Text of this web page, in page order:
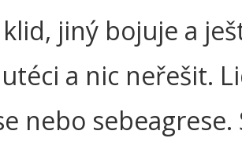
jiný bojuje a
a nic neřešit.
nebo sebeagrese.